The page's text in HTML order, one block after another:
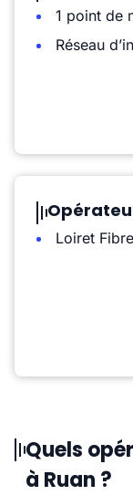
1 point de
Réseau
Loiret Fibre
Quels
à Ruan ?